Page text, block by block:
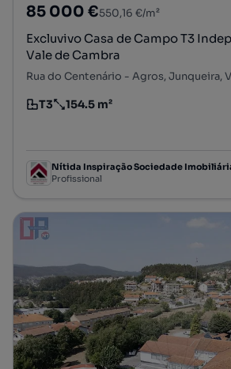
85 000 €550,16 €/m²
Excluvivo Casa de Campo T3
Vale de Cambra
Tipologia
T3
Preço por metro quadrado
154.5 m²
Profissional